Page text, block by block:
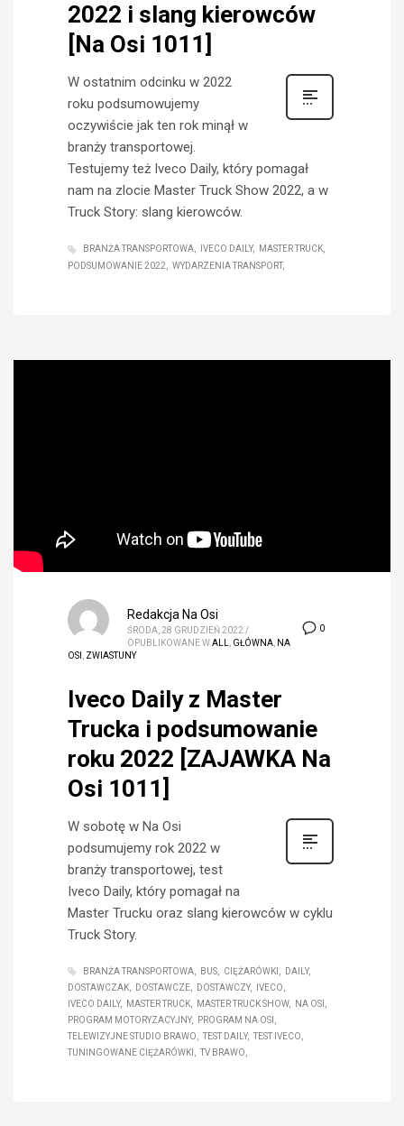
2022 i slang kierowców
[Na Osi 1011]
W ostatnim odcinku w 2022
roku podsumowujemy
oczywiście jak ten rok minął w
branży transportowej.
Testujemy też Iveco Daily, który pomagał
nam na zlocie Master Truck Show 2022, a w
Truck Story: slang kierowców.
BRANŻA TRANSPORTOWA IVECO DAILY
MASTER TRUCK
PODSUMOWANIE 2022
WYDARZENIA TRANSPORT
0
Redakcja Na Osi
ŚRODA, 28 GRUDZIEŃ 2022 /
OPUBLIKOWANE WALL GŁÓWNA NA
OSI
ZWIASTUNY
Iveco Daily z Master
Trucka i podsumowanie
roku 2022 [ZAJAWKA Na
Osi 1011]
W sobotę w Na Osi
podsumujemy rok 2022 w
branży transportowej, test
Iveco Daily, który pomagał na
Master Trucku oraz slang kierowców w cyklu
Truck Story.
BRANŻA TRANSPORTOWA BUS CIĘŻARÓWKI
DAILY
DOSTAWCZAK
DOSTAWCZE DOSTAWCZY
IVECO
IVECO DAILY
MASTER TRUCK MASTER TRUCK SHOW
NA OSI
PROGRAM MOTORYZACYJNY
PROGRAM NA OSI
TELEWIZYJNE STUDIO BRAWO
TEST DAILY
TEST IVECO
TUNINGOWANE CIĘŻARÓWKI
TV BRAWO